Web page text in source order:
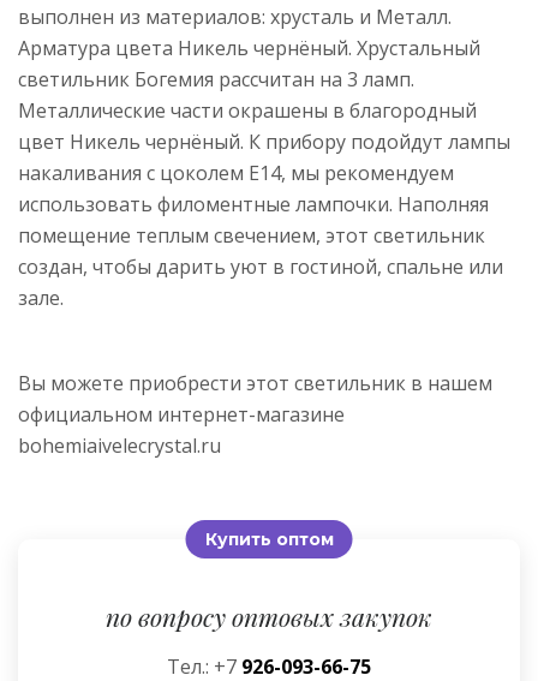
выполнен из материалов: хрусталь и Металл.
Арматура цвета Никель чернёный. Хрустальный
светильник Богемия рассчитан на 3 ламп.
Металлические части окрашены в благородный
цвет Никель чернёный. К прибору подойдут лампы
накаливания с цоколем E14, мы рекомендуем
использовать филоментные лампочки. Наполняя
помещение теплым свечением, этот светильник
создан, чтобы дарить уют в гостиной, спальне или
зале.
Вы можете приобрести этот светильник в нашем
официальном интернет-магазине
bohemiaivelecrystal.ru
Купить оптом
по вопросу оптовых закупок
Тел.: +7 926-093-66-75